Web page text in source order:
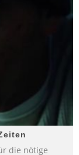
die nötige